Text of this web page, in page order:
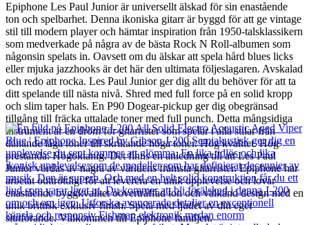
Epiphone Les Paul Junior är universellt älskad för sin enastående
ton och spelbarhet. Denna ikoniska gitarr är byggd för att ge vintage
stil till modern player och hämtar inspiration från 1950-talsklassikern
som medverkade på några av de bästa Rock N Roll-albumen som
någonsin spelats in. Oavsett om du älskar att spela hård blues licks
eller mjuka jazzhooks är det här den ultimata följeslagaren. Avskalad
och redo att rocka. Les Paul Junior ger dig allt du behöver för att ta
ditt spelande till nästa nivå. Shred med full force på en solid kropp
och slim taper hals. En P90 Dogear-pickup ger dig obegränsad
tillgång till fräcka uttalade toner med full punch. Detta mångsidiga
instrument är en dröm för gitarrister som spelar i alla stilar från
dånande låga toner till skrikande höga toner. Hög kvalitet. Hög
prestanda. Högoktanig. Det finns en anledning till att Les Paul
Junior vördas av några av världens främsta gitarrister. Epiphone har
arbetat outtröttligt för att leverera en unik upplevelse och lovar
enastående byggkvalitet oöverträffad ton och välkänd design med en
unik brittisk exklusiv finish. Spela med ljudet av ditt eget
slutförande. Välkommen till Epiphone familjen.